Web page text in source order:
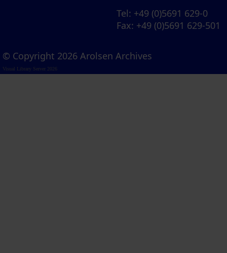
Tel: +49 (0)5691 629-0
Fax: +49 (0)5691 629-501
© Copyright 2026 Arolsen Archives
Visual Library Server 2026